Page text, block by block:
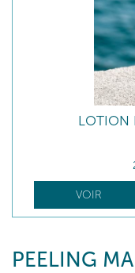
LOTION
VOIR
PEELING